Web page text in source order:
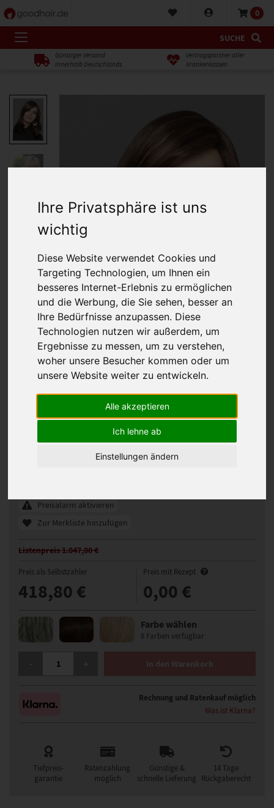
Ihre Privatsphäre ist uns
wichtig
Diese Website verwendet Cookies und
Targeting Technologien, um Ihnen ein
besseres Internet-Erlebnis zu ermöglichen
und die Werbung, die Sie sehen, besser an
Ihre Bedürfnisse anzupassen. Diese
Technologien nutzen wir außerdem, um
Ergebnisse zu messen, um zu verstehen,
woher unsere Besucher kommen oder um
unsere Website weiter zu entwickeln.
Alle akzeptieren
Ich lehne ab
Einstellungen ändern
0
SUCHE
Günstiger Versand
innerhalb Deutschlands
Vertragspartner aller
Krankenkassen
Gisela Mayer Sympathy Mono Small
Lace klein Perücke
330431
Preisalarm aktivieren
Zur Merkliste hinzufügen
Listenpreis 1.047,00 €
Preis als Selbstzahler
418,80 €
Preis mit Rezept
0,00 €
Farbe wählen
8 Farben verfügbar
In den Warenkorb
Rechnung und Ratenkauf möglich
Was ist Klarna?
Tiefpreis-
garantie
Ratenzahlung
möglich
Günstige &
schnelle Lieferung
14 Tage
Rückgaberecht